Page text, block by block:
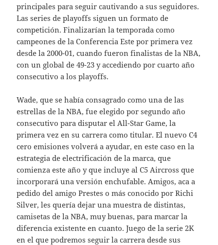
principales para seguir cautivando a sus seguidores.
Las series de playoffs siguen un formato de
competición. Finalizarían la temporada como
campeones de la Conferencia Este por primera vez
desde la 2000-01, cuando fueron finalistas de la NBA,
con un global de 49-23 y accediendo por cuarto año
consecutivo a los playoffs.
Wade, que se había consagrado como una de las
estrellas de la NBA, fue elegido por segundo año
consecutivo para disputar el All-Star Game, la
primera vez en su carrera como titular. El nuevo C4
cero emisiones volverá a ayudar, en este caso en la
estrategia de electrificación de la marca, que
comienza este año y que incluye al C5 Aircross que
incorporará una versión enchufable. Amigos, aca a
pedido del amigo Prestes o más conocido por Richi
Silver, les quería dejar una muestra de distintas,
camisetas de la NBA, muy buenas, para marcar la
diferencia existente en cuanto. Juego de la serie 2K
en el que podremos seguir la carrera desde sus